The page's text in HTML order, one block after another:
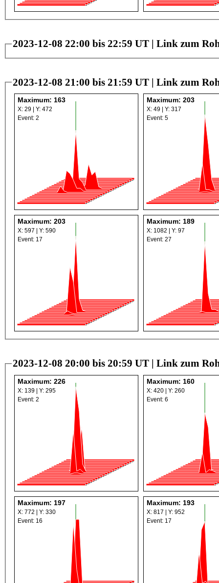
2023-12-08 22:00 bis 22:59 UT | Link zum
2023-12-08 21:00 bis 21:59 UT | Link zum
Maximum: 163
X: 29 | Y: 472
Event: 2
Maximum: 203
X: 49 | Y: 317
Event: 5
Maximum: 203
X: 597 | Y: 590
Event: 17
Maximum: 189
X: 1082 | Y: 97
Event: 27
2023-12-08 20:00 bis 20:59 UT | Link zum
Maximum: 226
X: 139 | Y: 295
Event: 2
Maximum: 160
X: 420 | Y: 260
Event: 6
Maximum: 197
X: 772 | Y: 330
Event: 16
Maximum: 193
X: 817 | Y: 952
Event: 17